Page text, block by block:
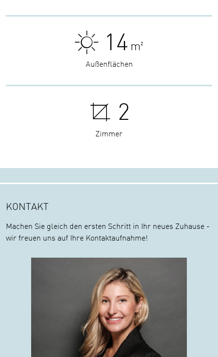
14 m²
Außenflächen
2
Zimmer
KONTAKT
Machen Sie gleich den ersten Schritt in Ihr neues Zuhause -
wir freuen uns auf Ihre Kontaktaufnahme!